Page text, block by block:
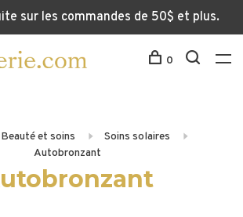
sur les commandes de 50$ et plus.
0
Beauté et soins
Soins solaires
Autobronzant